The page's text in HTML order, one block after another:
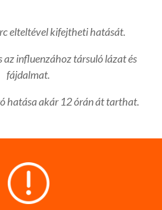
elteltével kifejtheti hatását.
az influenzához társuló lázat és
fájdalmat.
hatása akár 12 órán át tarthat.